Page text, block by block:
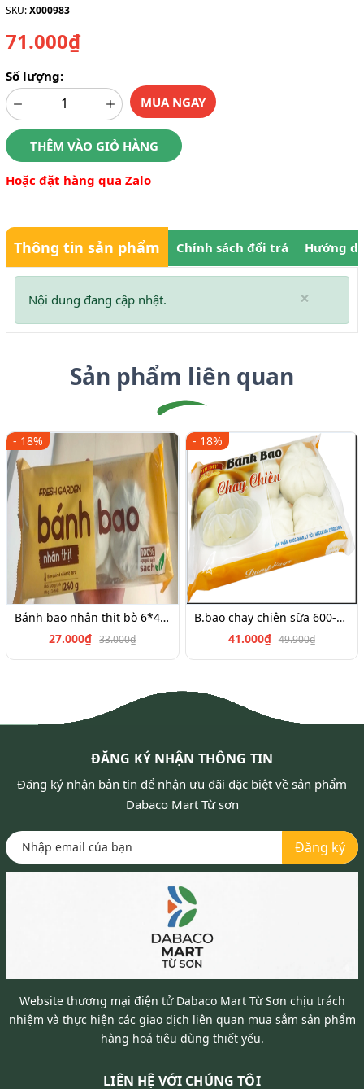
SKU:X000983
71.000₫
Số lượng:
MUA NGAY
THÊM VÀO GIỎ HÀNG
Hoặc đặt hàng qua Zalo
Thông tin sản phẩm Chính sách đổi trả Hướng
×
Nội dung đang cập nhật.
Sản phẩm liên quan
- 18%
Bánh bao nhân thịt bò 6*45g
27.000₫ 33.000₫
- 18%
B.bao chay chiên sữa 600-700g
41.000₫ 49.900₫
ĐĂNG KÝ NHẬN THÔNG TIN
Đăng ký nhận bản tin để nhận ưu đãi đặc biệt về sản phẩm
Dabaco Mart Từ sơn
Đăng ký
Website thương mại điện tử Dabaco Mart Từ Sơn chịu trách
nhiệm và thực hiện các giao dịch liên quan mua sắm sản phẩm
hàng hoá tiêu dùng thiết yếu.
LIÊN HỆ VỚI CHÚNG TÔI